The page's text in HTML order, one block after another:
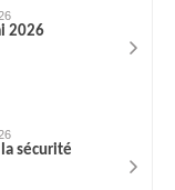
2026
sécurité